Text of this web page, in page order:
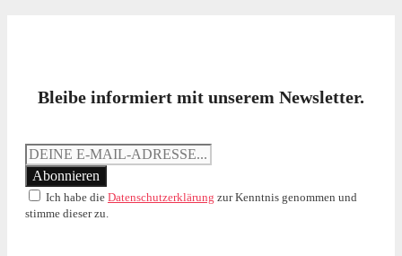
Bleibe informiert mit unserem Newsletter.
Ich habe die Datenschutzerklärung zur Kenntnis genommen und
stimme dieser zu.